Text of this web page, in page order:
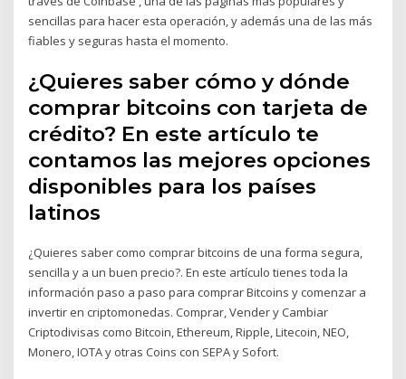
sencillas para hacer esta operación, y además una de las más
fiables y seguras hasta el momento.
¿Quieres saber cómo y dónde
comprar bitcoins con tarjeta de
crédito? En este artículo te
contamos las mejores opciones
disponibles para los países
latinos
¿Quieres saber como comprar bitcoins de una forma segura,
sencilla y a un buen precio?. En este artículo tienes toda la
información paso a paso para comprar Bitcoins y comenzar a
invertir en criptomonedas. Comprar, Vender y Cambiar
Criptodivisas como Bitcoin, Ethereum, Ripple, Litecoin, NEO,
Monero, IOTA y otras Coins con SEPA y Sofort.